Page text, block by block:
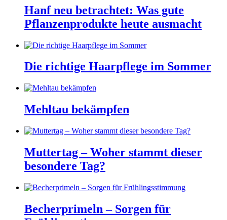
Hanf neu betrachtet: Was gute
Pflanzenprodukte heute ausmacht
Die richtige Haarpflege im Sommer
Mehltau bekämpfen
Muttertag – Woher stammt dieser
besondere Tag?
Becherprimeln – Sorgen für